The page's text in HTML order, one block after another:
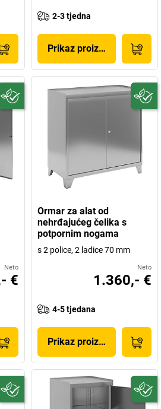
2-3 tjedna
Prikaz proizvoda
Neto
€
Ormar za alat od
nehrđajućeg čelika s
potpornim nogama
s 2 police, 2 ladice 70 mm
Neto
1.360,- €
4-5 tjedana
Prikaz proizvoda